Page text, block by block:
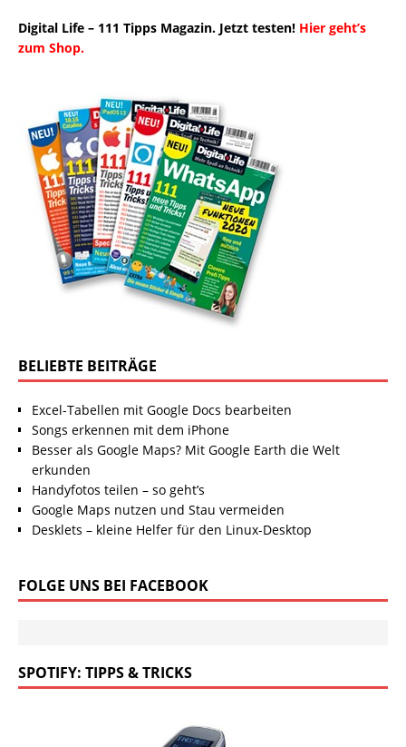
Digital Life – 111 Tipps Magazin. Jetzt testen! Hier geht’s
zum Shop.
BELIEBTE BEITRÄGE
Excel-Tabellen mit Google Docs bearbeiten
Songs erkennen mit dem iPhone
Besser als Google Maps? Mit Google Earth die Welt
erkunden
Handyfotos teilen – so geht’s
Google Maps nutzen und Stau vermeiden
Desklets – kleine Helfer für den Linux-Desktop
FOLGE UNS BEI FACEBOOK
SPOTIFY: TIPPS & TRICKS